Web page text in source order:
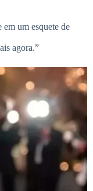
em um esquete de
agora.”